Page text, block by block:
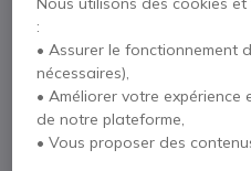
x1
Samsung
623,66 €
Voir tous les
Payez en 4 sans frais (
:
• Assurer le fonctionnement
nécessaires),
• Améliorer votre
de notre plateforme,
• Vous proposer des